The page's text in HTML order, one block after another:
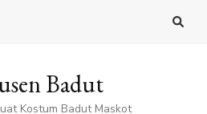
Badut
Kostum Badut Maskot